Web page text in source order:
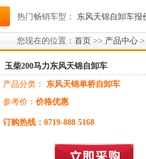
热门畅销车型：
东风天锦自卸车报
您现在的位置： 首页 >> 产品中心 >
玉柴200马力东风天锦自卸车
产品分类： 东风天锦单桥自卸车
参考价： 价格优惠
订购热线： 0719-888 5168